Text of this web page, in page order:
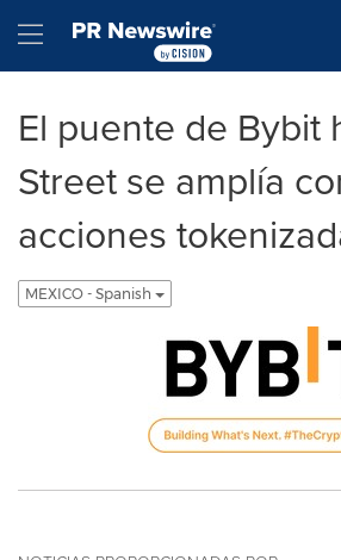
Hamburger menu
El puente de Bybit
Street se amplía
acciones
MEXICO - Spanish